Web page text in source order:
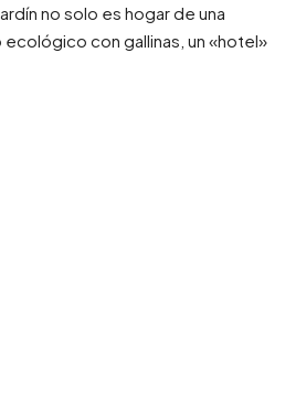
no solo es hogar de una
con gallinas, un «hotel»